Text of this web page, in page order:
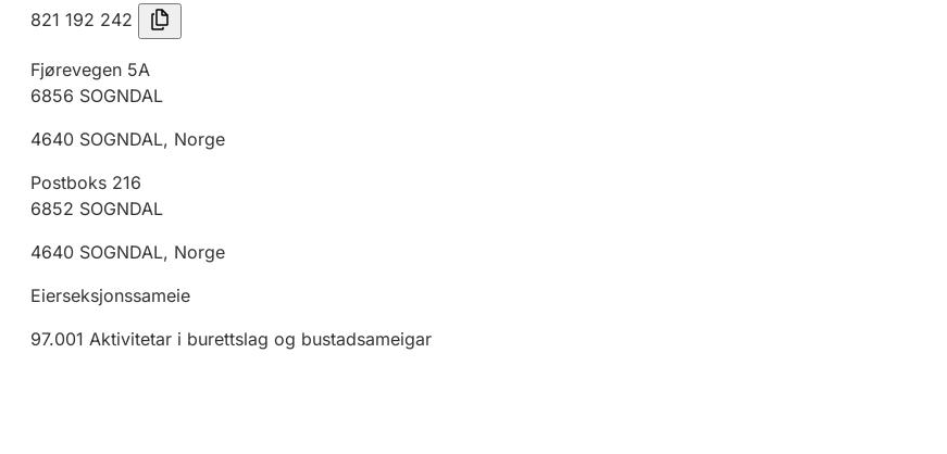
821 192 242
Fjørevegen 5A
6856 SOGNDAL
4640 SOGNDAL, Norge
Postboks 216
6852 SOGNDAL
4640 SOGNDAL, Norge
Eierseksjonssameie
97.001 Aktivitetar i burettslag og bustadsameigar